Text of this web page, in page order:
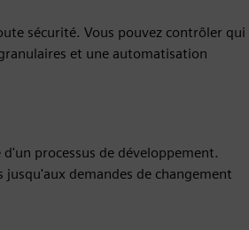
sécurité. Vous pouvez contrôler qui
et une automatisation
processus de développement.
demandes de changement